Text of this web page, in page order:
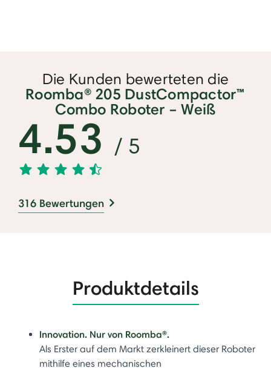
Die Kunden bewerteten die
Roomba® 205 DustCompactor™
Combo Roboter – Weiß
4.53 / 5
316 Bewertungen
Produktdetails
Innovation. Nur von Roomba®.
Als Erster auf dem Markt zerkleinert dieser Roboter
mithilfe eines mechanischen